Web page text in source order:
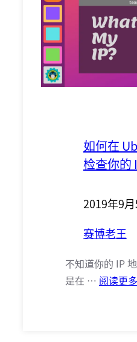
如何在
检查你的
2019年9月
赛博老王
不知道你的 IP
是在 … 阅读更